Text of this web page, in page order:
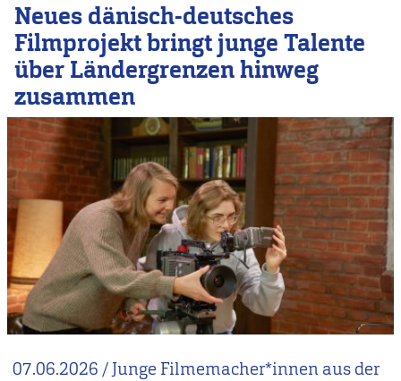
Neues dänisch-deutsches
Filmprojekt bringt junge Talente
über Ländergrenzen hinweg
zusammen
07.06.2026 /Junge Filmemacher*innen aus der